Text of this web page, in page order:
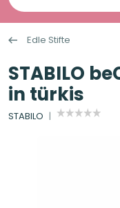
suchst
du?
Edle Stifte
STABILO
in türkis
STABILO